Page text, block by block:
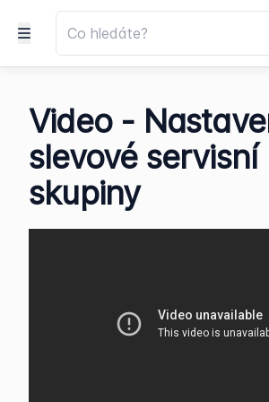
Video -
slevové servisní
skupiny